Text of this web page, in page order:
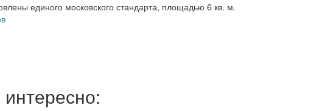
единого московского стандарта, площадью 6 кв. м.